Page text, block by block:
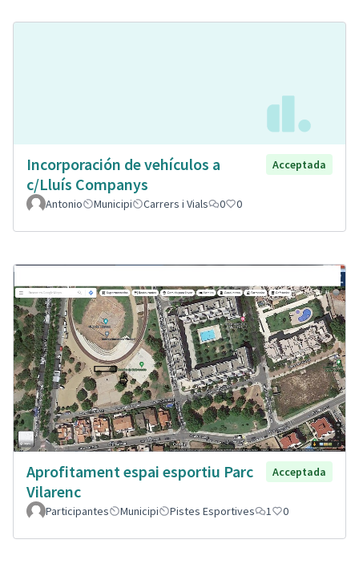
Incorporación de vehículos a
c/Lluís Companys
Acceptada
Antonio Municipi Carrers i Vials 0 0
Aprofitament espai esportiu Parc
Vilarenc
Acceptada
Participantes Municipi Pistes Esportives 1 0